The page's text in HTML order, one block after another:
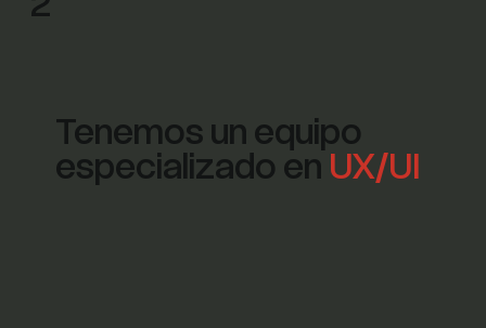
Tenemos un equipo
especializado en UX/UI